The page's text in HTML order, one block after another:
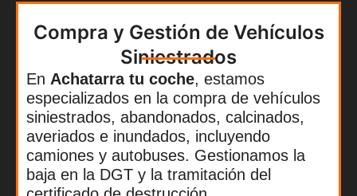
Compra y Gestión de Vehículos
Siniestrados
En Achatarra tu coche, estamos
especializados en la compra de vehículos
siniestrados, abandonados, calcinados,
averiados e inundados, incluyendo
camiones y autobuses. Gestionamos la
baja en la DGT y la tramitación del